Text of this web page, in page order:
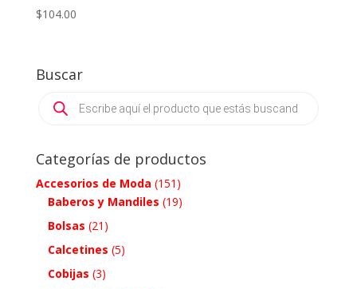
$104.00
Buscar
search
Categorías de productos
Accesorios de Moda (151)
Baberos y Mandiles (19)
Bolsas (21)
Calcetines (5)
Cobijas (3)